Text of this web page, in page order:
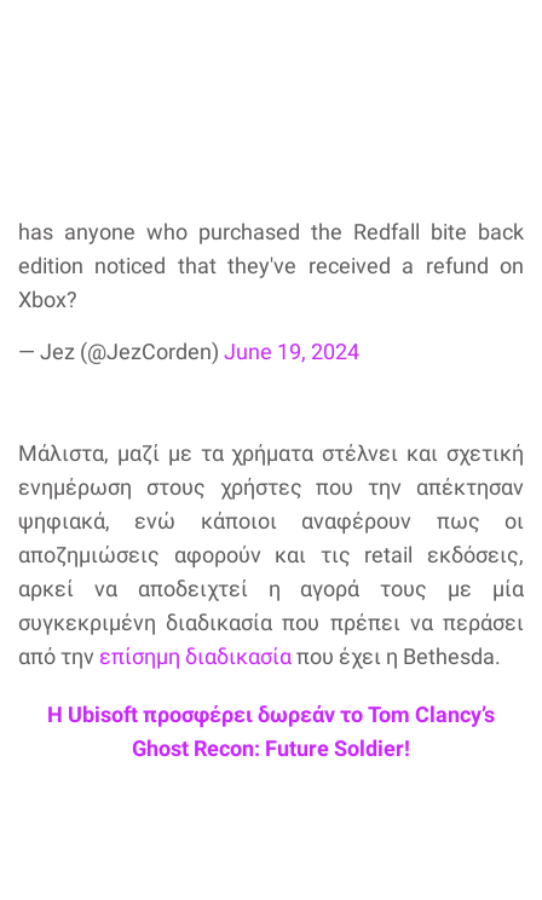
has anyone who purchased the Redfall bite back
edition noticed that they've received a refund on
Xbox?
— Jez (@JezCorden) June 19, 2024
Μάλιστα, μαζί με τα χρήματα στέλνει και σχετική
ενημέρωση στους χρήστες που την απέκτησαν
ψηφιακά, ενώ κάποιοι αναφέρουν πως οι
αποζημιώσεις αφορούν και τις retail εκδόσεις,
αρκεί να αποδειχτεί η αγορά τους με μία
συγκεκριμένη διαδικασία που πρέπει να περάσει
από την επίσημη διαδικασίαπου έχει η Bethesda.
Η Ubisoft προσφέρει δωρεάν το Tom Clancy’s
Ghost Recon: Future Soldier!